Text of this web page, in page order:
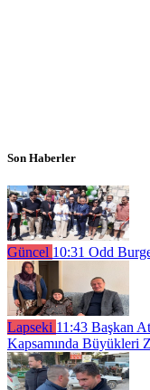
Son Haberler
Güncel 10:31 Odd
Lapseki 11:43 Başkan
Kapsamında Büyükleri